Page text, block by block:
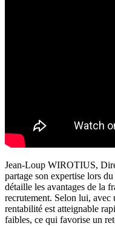
Jean-Loup WIROTIUS,
partage son expertise lors
détaille les avantages de la
recrutement. Selon lui,
rentabilité est atteignable
faibles, ce qui favorise un